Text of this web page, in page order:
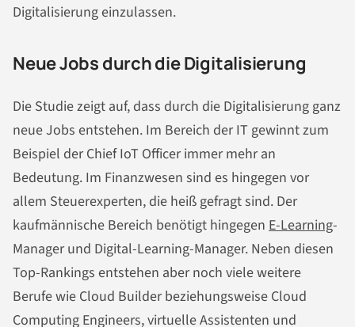
Digitalisierung einzulassen.
Neue Jobs durch die Digitalisierung
Die Studie zeigt auf, dass durch die Digitalisierung ganz
neue Jobs entstehen. Im Bereich der IT gewinnt zum
Beispiel der Chief IoT Officer immer mehr an
Bedeutung. Im Finanzwesen sind es hingegen vor
allem Steuerexperten, die heiß gefragt sind. Der
kaufmännische Bereich benötigt hingegen E-Learning-
Manager und Digital-Learning-Manager. Neben diesen
Top-Rankings entstehen aber noch viele weitere
Berufe wie Cloud Builder beziehungsweise Cloud
Computing Engineers, virtuelle Assistenten und